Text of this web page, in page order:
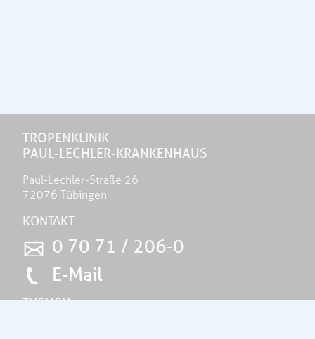
TROPENKLINIK
PAUL-LECHLER-KRANKENHAUS
Paul-Lechler-Straße 26
72076 Tübingen
KONTAKT
0 70 71 / 206-0
E-Mail
THEMEN